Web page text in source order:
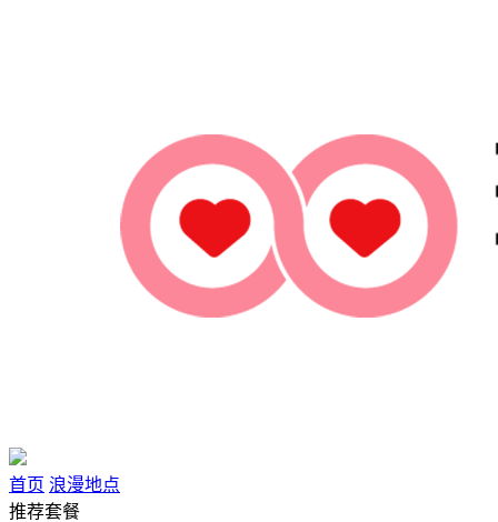
首页 浪漫地点
推荐套餐